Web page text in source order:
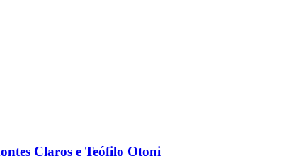
Claros e Teófilo Otoni